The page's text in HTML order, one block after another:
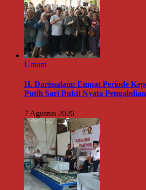
Umum
H. Darissalam: Empat Periode
Putih Sari Bukti Nyata
7 Agustus 2026